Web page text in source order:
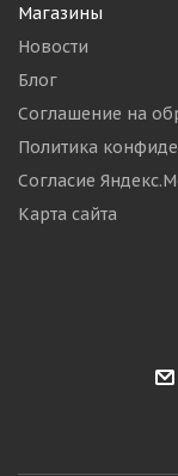
Магазины
Новости
Блог
Соглашение на
Политика
Согласие
Карта сайта